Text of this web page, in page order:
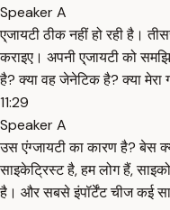
Speaker A
ए्जायटी ठीक नहीं हो रही है।
कराइए। अपनी ए्जायटी को
है? क्या वह जेनेटिक है? क्या मेरा
11:29
Speaker A
उस एंग्जायटी का कारण है? बेस
साइकेट्रिस्ट है, हम लोग हैं,
है। और सबसे इंपॉर्टेंट चीज कई